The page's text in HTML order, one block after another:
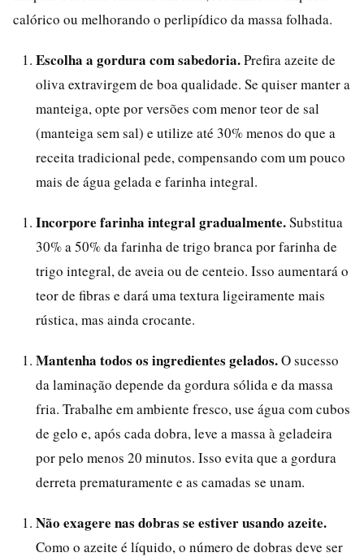
calórico ou melhorando o perlipídico da massa folhada.
Escolha a gordura com sabedoria.Prefira azeite de
oliva extravirgem de boa qualidade. Se quiser manter a
manteiga, opte por versões com menor teor de sal
(manteiga sem sal) e utilize até 30% menos do que a
receita tradicional pede, compensando com um pouco
mais de água gelada e farinha integral.
Incorpore farinha integral gradualmente.Substitua
30% a 50% da farinha de trigo branca por farinha de
trigo integral, de aveia ou de centeio. Isso aumentará o
teor de fibras e dará uma textura ligeiramente mais
rústica, mas ainda crocante.
Mantenha todos os ingredientes gelados.O sucesso
da laminação depende da gordura sólida e da massa
fria. Trabalhe em ambiente fresco, use água com cubos
de gelo e, após cada dobra, leve a massa à geladeira
por pelo menos 20 minutos. Isso evita que a gordura
derreta prematuramente e as camadas se unam.
Não exagere nas dobras se estiver usando azeite.
Como o azeite é líquido, o número de dobras deve ser